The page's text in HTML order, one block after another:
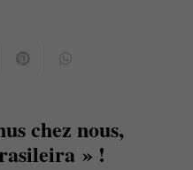
chez nous,
» !